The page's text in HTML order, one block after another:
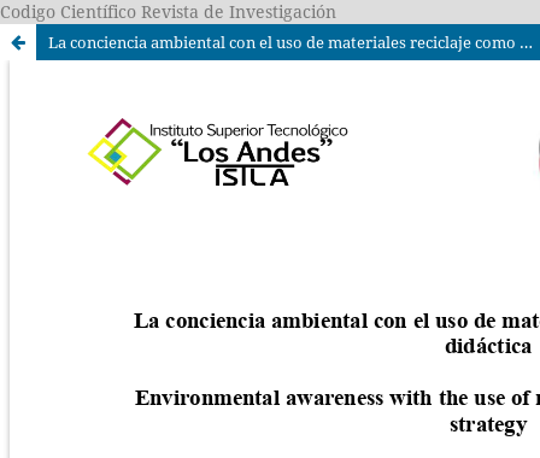
Codigo Científico Revista de Investigación
La conciencia ambiental con el uso de materiales reciclaje como estrategia didáctica